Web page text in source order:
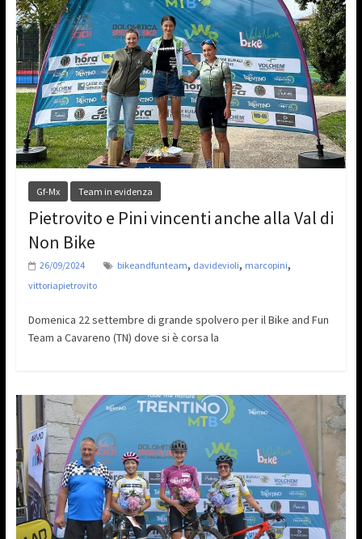
Gf-Mx Team in evidenza
Pietrovito e Pini vincenti anche alla Val di
Non Bike
26/09/2024 bikeandfunteam, davidevioli, marcopini,
vittoriapietrovito
Domenica 22 settembre di grande spolvero per il Bike and Fun
Team a Cavareno (TN) dove si è corsa la